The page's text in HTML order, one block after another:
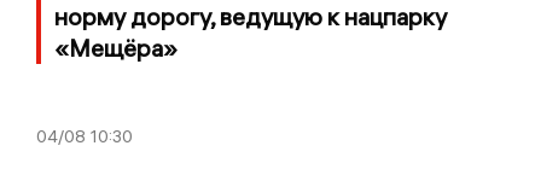
норму дорогу, ведущую к нацпарку
«Мещёра»
04/08 10:30